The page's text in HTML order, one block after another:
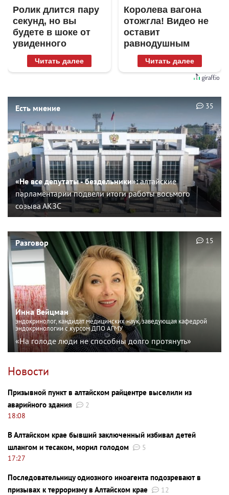
Ролик длится пару
секунд, но вы
будете в шоке от
увиденного
Читать далее
Королева вагона
отожгла! Видео не
оставит
равнодушным
Читать далее
Есть мнение
«Не все депутаты - бездельники»:алтайские
парламентарии подвели итоги работы восьмого
созыва АКЗС
35
Разговор
Инна Вейцман
эндокринолог, кандидат медицинских наук, заведующая кафедрой
эндокринологии с курсом ДПО АГМУ
«На голоде люди не способны долго протянуть»
15
Новости
Призывной пункт в алтайском райцентре выселили из
аварийного здания
2
18:08
В Алтайском крае бывший заключенный избивал детей
шлангом и тесаком, морил голодом
5
17:27
Последовательницу одиозного иноагента подозревают в
призывах к терроризму в Алтайском крае
12